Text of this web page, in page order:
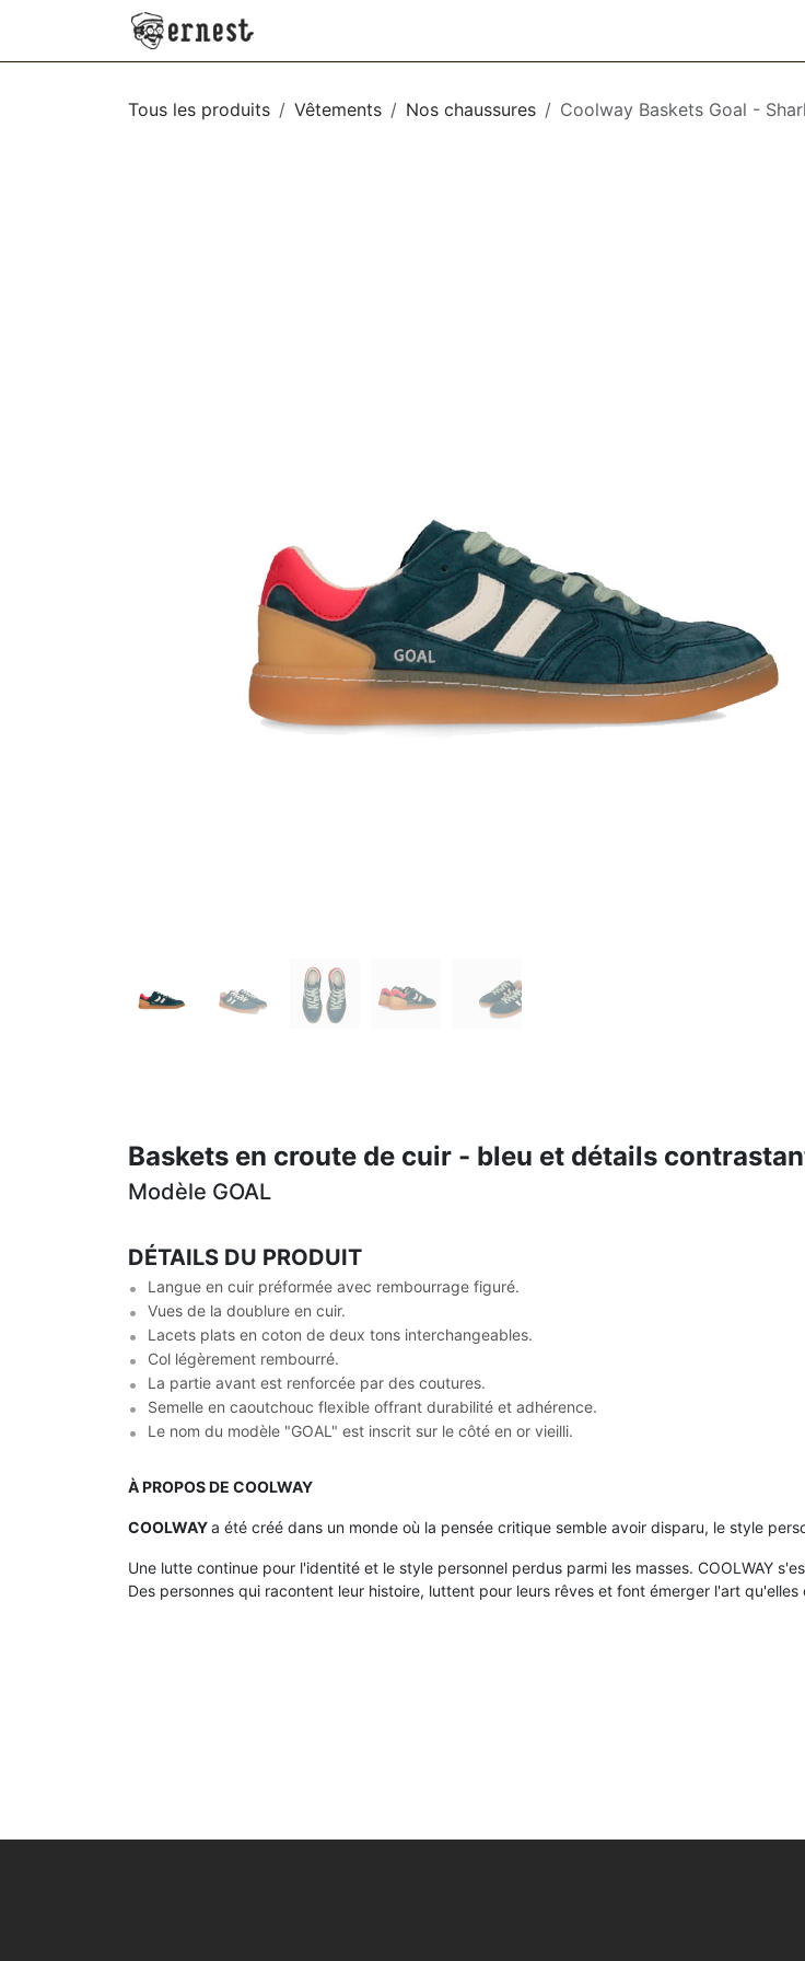
SE RENDRE AU CONTENU
Tous les produits Vêtements Nos chaussures Coolway Baskets Goal -
Baskets en croute de cuir - bleu et détails
Modèle GOAL
DÉTAILS DU PRODUIT
Langue en cuir préformée avec rembourrage figuré.
Vues de la doublure en cuir.
Lacets plats en coton de deux tons interchangeables.
Col légèrement rembourré.
La partie avant est renforcée par des coutures.
Semelle en caoutchouc flexible offrant durabilité et adhérence.
Le nom du modèle "GOAL" est inscrit sur le côté en or vieilli.
À PROPOS DE COOLWAY
COOLWAYa été créé dans un monde où la pensée critique semble avoir disparu, le style
Une lutte continue pour l'identité et le style personnel perdus parmi les masses. COOLWAY
Des personnes qui racontent leur histoire, luttent pour leurs rêves et font émerger l'art qu'elles